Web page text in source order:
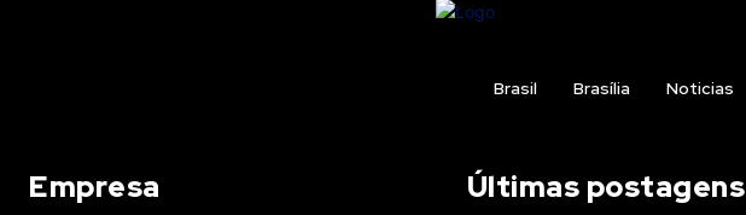
Brasil Brasília Noticias
Empresa Últimas postagens